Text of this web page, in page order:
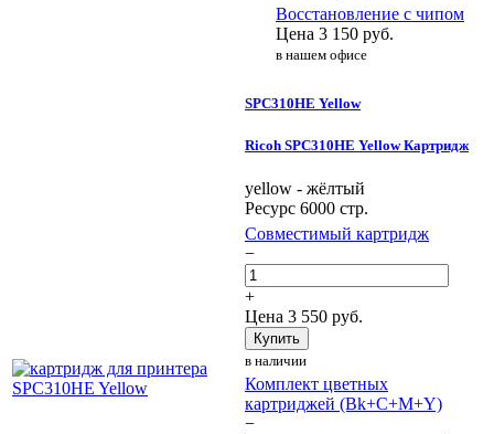
Восстановление с чипом
Цена 3 150 руб.
в нашем офисе
SPC310HE Yellow
Ricoh SPC310HE Yellow Картридж
yellow - жёлтый
Ресурс 6000 стр.
Совместимый картридж
−
+
Цена 3 550 руб.
Купить
в наличии
Комплект цветных
картриджей (Bk+C+M+Y)
−